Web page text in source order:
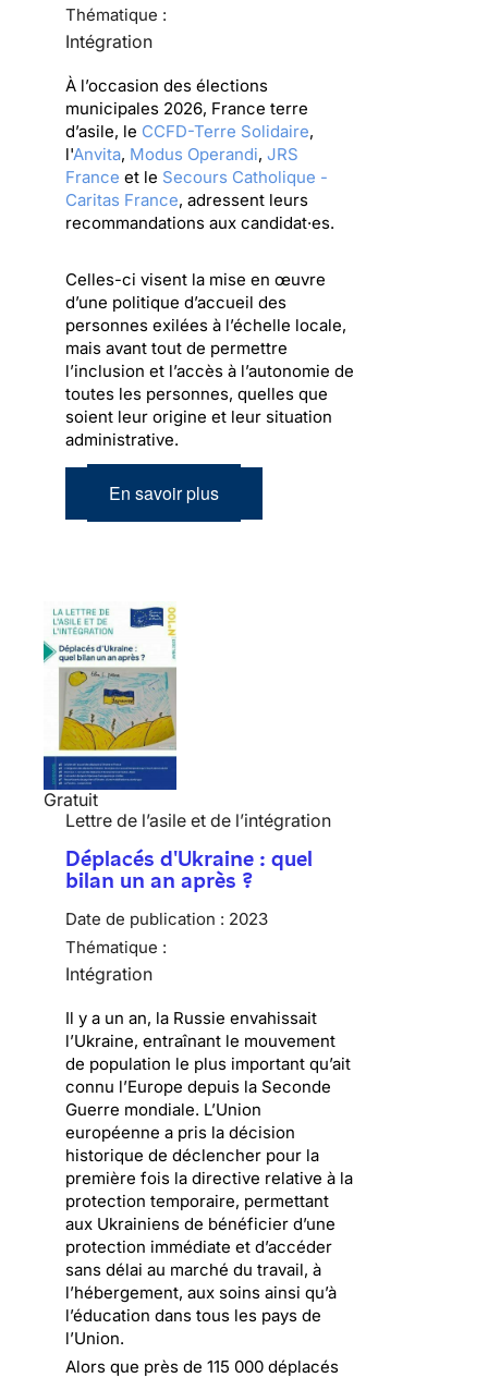
Thématique :
Intégration
À l’occasion des élections
municipales 2026, France terre
d’asile, le CCFD-Terre Solidaire,
l'Anvita, Modus Operandi, JRS
France et le Secours Catholique -
Caritas France, adressent leurs
recommandations aux candidat·es.
Celles-ci visent la mise en œuvre
d’une politique d’accueil des
personnes exilées à l’échelle locale,
mais avant tout de permettre
l’inclusion et l’accès à l’autonomie de
toutes les personnes, quelles que
soient leur origine et leur situation
administrative.
En savoir plus
Gratuit
Lettre de l’asile et de l’intégration
Déplacés d'Ukraine : quel
bilan un an après ?
Date de publication : 2023
Thématique :
Intégration
Il y a un an, la Russie envahissait
l’Ukraine, entraînant le mouvement
de population le plus important qu’ait
connu l’Europe depuis la Seconde
Guerre mondiale. L’Union
européenne a pris la décision
historique de déclencher pour la
première fois la directive relative à la
protection temporaire, permettant
aux Ukrainiens de bénéficier d’une
protection immédiate et d’accéder
sans délai au marché du travail, à
l’hébergement, aux soins ainsi qu’à
l’éducation dans tous les pays de
l’Union.
Alors que près de 115 000 déplacés